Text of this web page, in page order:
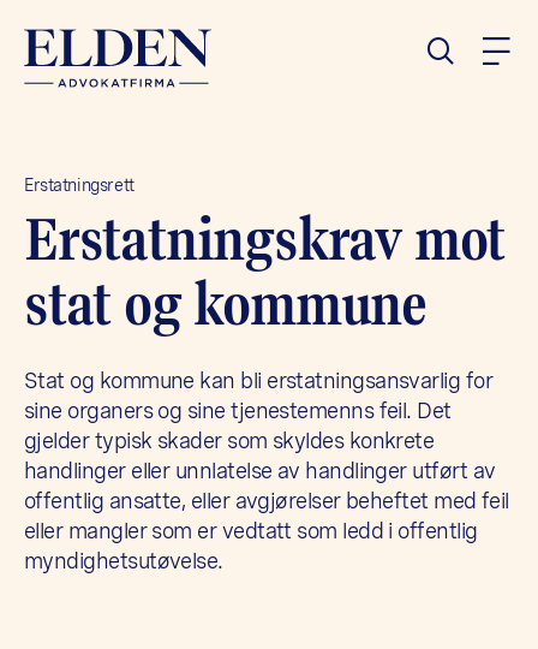
Erstatningsrett
Erstat­nings­krav mot
stat og kommune
Stat og kommune kan bli erstatningsansvarlig for
sine organers og sine tjenestemenns feil. Det
gjelder typisk skader som skyldes konkrete
handlinger eller unnlatelse av handlinger utført av
offentlig ansatte, eller avgjørelser beheftet med feil
eller mangler som er vedtatt som ledd i offentlig
myndighetsutøvelse.